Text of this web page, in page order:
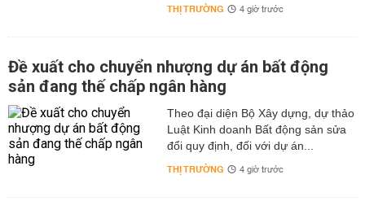
THỊ TRƯỜNG 4 giờ trước
Đề xuất cho chuyển nhượng dự án bất động
sản đang thế chấp ngân hàng
Theo đại diện Bộ Xây dựng, dự thảo
Luật Kinh doanh Bất động sản sửa
đổi quy định, đối với dự án...
THỊ TRƯỜNG 4 giờ trước